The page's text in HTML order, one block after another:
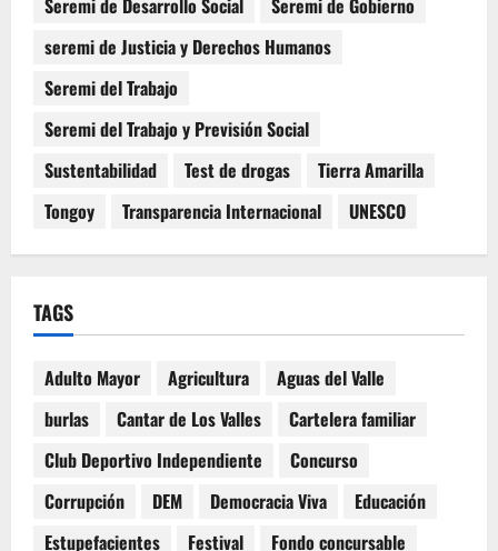
Seremi de Desarrollo Social
Seremi de Gobierno
seremi de Justicia y Derechos Humanos
Seremi del Trabajo
Seremi del Trabajo y Previsión Social
Sustentabilidad
Test de drogas
Tierra Amarilla
Tongoy
Transparencia Internacional UNESCO
TAGS
Adulto Mayor Agricultura
Aguas del Valle
burlas
Cantar de Los Valles
Cartelera familiar
Club Deportivo Independiente
Concurso
Corrupción
DEM Democracia Viva
Educación
Estupefacientes
Festival
Fondo concursable